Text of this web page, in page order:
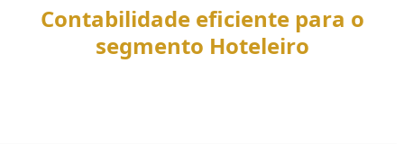
Contabilidade eficiente para o
segmento Hoteleiro